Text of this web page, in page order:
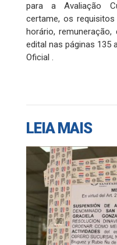
para a Avaliação
certame, os
horário,
edital nas páginas 135
Oficial .
LEIA MAIS